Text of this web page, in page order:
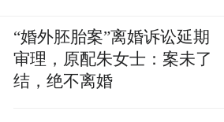
“婚外胚胎案”离婚诉讼延期
审理，原配朱女士：案未了
结，绝不离婚